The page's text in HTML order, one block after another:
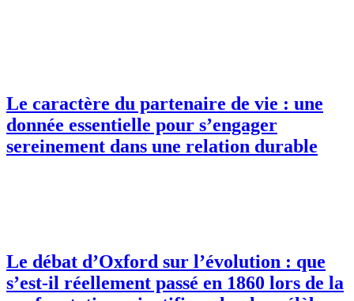
Le caractère du partenaire de vie : une
donnée essentielle pour s’engager
sereinement dans une relation durable
Le débat d’Oxford sur l’évolution : que
s’est-il réellement passé en 1860 lors de la